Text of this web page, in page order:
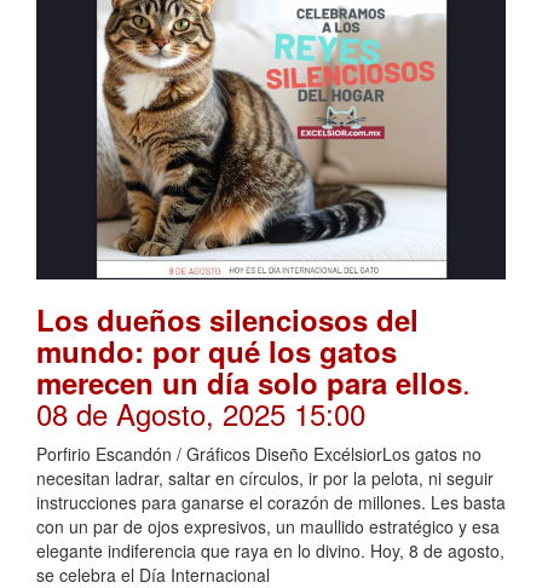
Los dueños silenciosos del
mundo: por qué los gatos
merecen un día solo para ellos.
08 de Agosto, 2025 15:00
Porfirio Escandón / Gráficos Diseño ExcélsiorLos gatos no
necesitan ladrar, saltar en círculos, ir por la pelota, ni seguir
instrucciones para ganarse el corazón de millones. Les basta
con un par de ojos expresivos, un maullido estratégico y esa
elegante indiferencia que raya en lo divino. Hoy, 8 de agosto,
se celebra el Día Internacional